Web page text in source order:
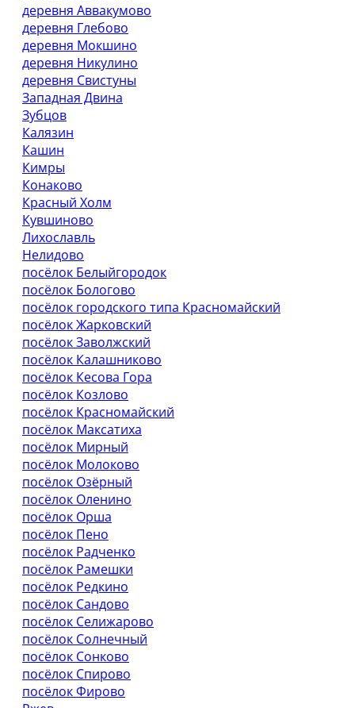
деревня Аввакумово
деревня Глебово
деревня Мокшино
деревня Никулино
деревня Свистуны
Западная Двина
Зубцов
Калязин
Кашин
Кимры
Конаково
Красный Холм
Кувшиново
Лихославль
Нелидово
посёлок Белыйгородок
посёлок Бологово
посёлок городского типа Красномайский
посёлок Жарковский
посёлок Заволжский
посёлок Калашниково
посёлок Кесова Гора
посёлок Козлово
посёлок Красномайский
посёлок Максатиха
посёлок Мирный
посёлок Молоково
посёлок Озёрный
посёлок Оленино
посёлок Орша
посёлок Пено
посёлок Радченко
посёлок Рамешки
посёлок Редкино
посёлок Сандово
посёлок Селижарово
посёлок Солнечный
посёлок Сонково
посёлок Спирово
посёлок Фирово